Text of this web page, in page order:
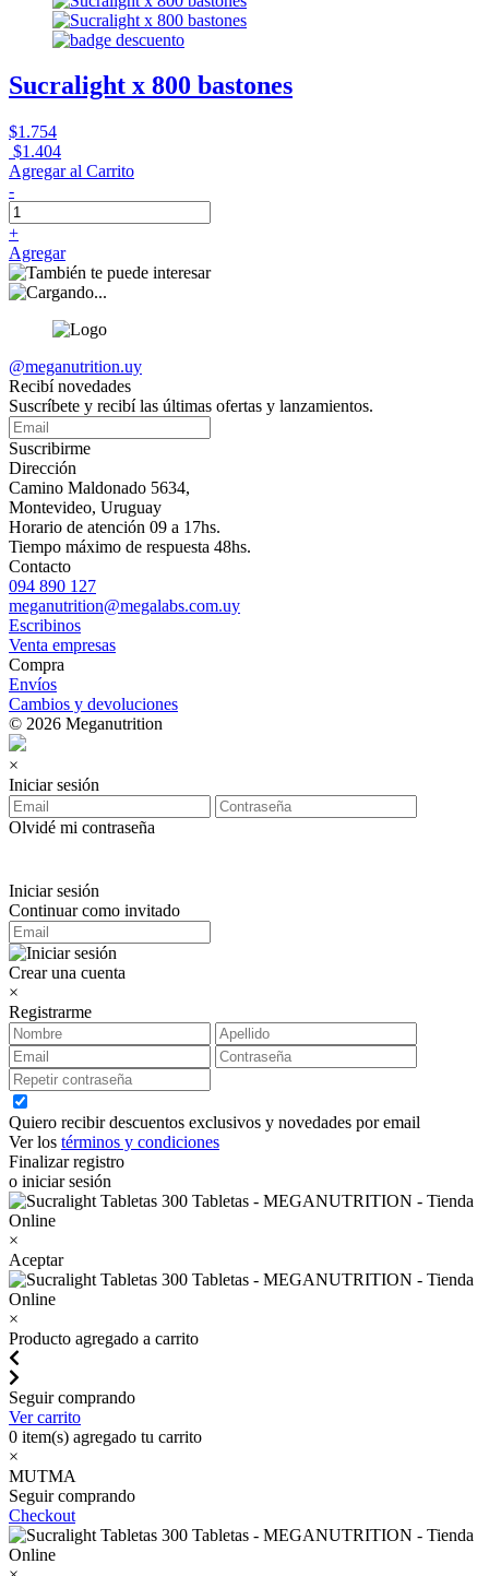
Sucralight x 800 bastones
$1.754
$1.404
Agregar al Carrito
-
+
Agregar
@meganutrition.uy
Recibí novedades
Suscríbete y recibí las últimas ofertas y lanzamientos.
Suscribirme
Dirección
Camino Maldonado 5634,
Montevideo, Uruguay
Horario de atención 09 a 17hs.
Tiempo máximo de respuesta 48hs.
Contacto
094 890 127
meganutrition@megalabs.com.uy
Escribinos
Venta empresas
Compra
Envíos
Cambios y devoluciones
© 2026 Meganutrition
×
Iniciar sesión
Olvidé mi contraseña
Iniciar sesión
Continuar como invitado
Crear una cuenta
×
Registrarme
Quiero recibir descuentos exclusivos y novedades por email
Ver los términos y condiciones
Finalizar registro
o iniciar sesión
×
Aceptar
×
Producto agregado a carrito
Seguir comprando
Ver carrito
0 item(s) agregado tu carrito
×
MUTMA
Seguir comprando
Checkout